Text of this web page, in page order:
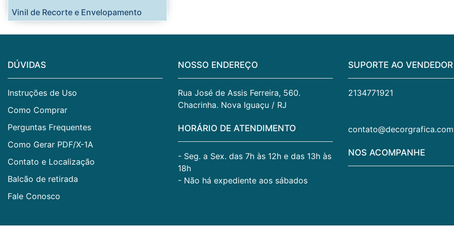
Vinil de Recorte e Envelopamento
DÚVIDAS
Instruções de Uso
Como Comprar
Perguntas Frequentes
Como Gerar PDF/X-1A
Contato e Localização
Balcão de retirada
Fale Conosco
NOSSO ENDEREÇO
Rua José de Assis Ferreira, 560.
Chacrinha. Nova Iguaçu / RJ
HORÁRIO DE ATENDIMENTO
- Seg. a Sex. das 7h às 12h e das 13h às
18h
- Não há expediente aos sábados
SUPORTE AO VENDEDOR
2134771921
NOS ACOMPANHE